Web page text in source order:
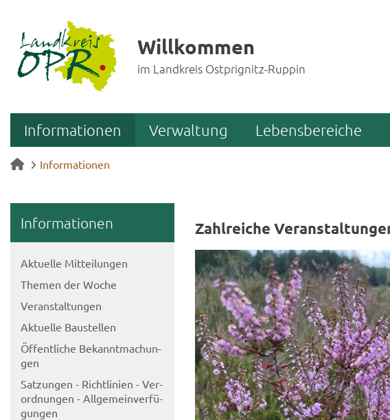
Willkommen
im Landkreis Ostprignitz-Ruppin
Informationen Verwaltung Lebensbereiche
Informationen
In­for­ma­tio­nen
Ak­tu­el­le Mit­tei­lun­gen
The­men der Woche
Ver­an­stal­tun­gen
Ak­tu­el­le Bau­stel­len
Öf­fent­li­che Be­kannt­ma­chun­
gen
Sat­zun­gen - Richt­li­ni­en - Ver­
ord­nun­gen - All­ge­mein­ver­fü­
gun­gen
Zahl­rei­che